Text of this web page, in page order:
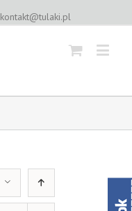
kontakt@tulaki.pl